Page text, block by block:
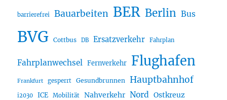
barrierefrei Bauarbeiten BER Berlin Bus
BVG Cottbus DB Ersatzverkehr Fahrplan
Fahrplanwechsel Fernverkehr Flughafen
Frankfurt gesperrt Gesundbrunnen Hauptbahnhof
i2030 ICE Mobilität Nahverkehr Nord Ostkreuz